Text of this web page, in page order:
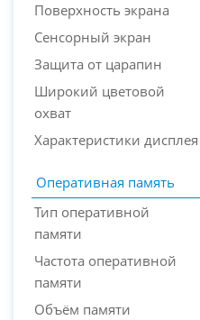
Поверхность экрана
Сенсорный экран
Защита от царапин
Широкий цветовой
охват
Характеристики дисплея
Оперативная память
Тип оперативной
памяти
Частота оперативной
памяти
Объём памяти